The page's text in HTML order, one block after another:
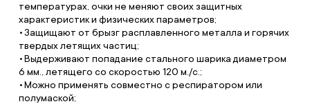
температурах, очки не меняют своих защитных
характеристик и физических параметров;
Защищают от брызг расплавленного металла и горячих
твердых летящих частиц;
Выдерживают попадание стального шарика диаметром
6 мм., летящего со скоростью 120 м./с.;
Можно применять совместно с респиратором или
полумаской;